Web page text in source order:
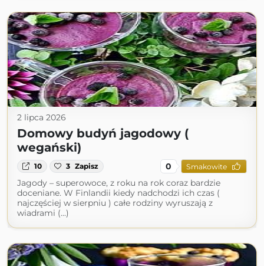
2 lipca 2026
Domowy budyń jagodowy (
wegański)
10 3 Zapisz 0 Smakowite
Jagody – superowoce, z roku na rok coraz bardzie
doceniane. W Finlandii kiedy nadchodzi ich czas (
najczęściej w sierpniu ) całe rodziny wyruszają z
wiadrami (...)